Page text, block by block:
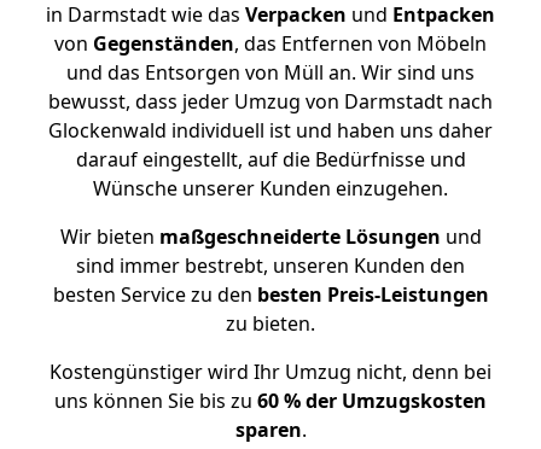
in Darmstadt wie das Verpacken und Entpacken
von Gegenständen, das Entfernen von Möbeln
und das Entsorgen von Müll an. Wir sind uns
bewusst, dass jeder Umzug von Darmstadt nach
Glockenwald individuell ist und haben uns daher
darauf eingestellt, auf die Bedürfnisse und
Wünsche unserer Kunden einzugehen.
Wir bieten maßgeschneiderte Lösungen und
sind immer bestrebt, unseren Kunden den
besten Service zu den besten Preis-Leistungen
zu bieten.
Kostengünstiger wird Ihr Umzug nicht, denn bei
uns können Sie bis zu 60 % der Umzugskosten
sparen.